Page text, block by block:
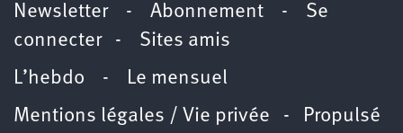
Newsletter- Abonnement - Se
connecter- Sites amis
L’hebdo -
Le mensuel
Mentions légales / Vie privée - Propulsé